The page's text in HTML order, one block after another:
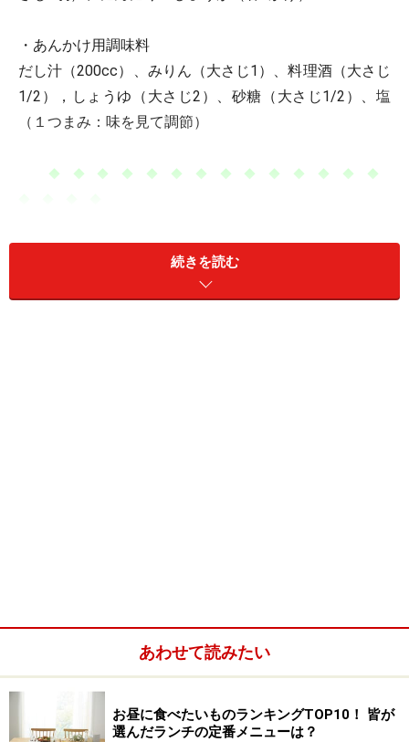
・あんかけ用調味料
だし汁（200cc）、みりん（大さじ1）、料理酒（大さじ
1/2），しょうゆ（大さじ2）、砂糖（大さじ1/2）、塩
（１つまみ：味を見て調節）
◆ ◆ ◆ ◆ ◆ ◆ ◆ ◆ ◆ ◆ ◆ ◆ ◆ ◆
揚物用の油を温めておきます。目安は中温で、175度ぐ
鶏肉を寝かせている間に、クッキングペーパーで水気を
おさえた野菜を素揚げします。8割程度まで火が通った
ら、金網などで油を切ります。その後、鶏肉に片栗粉を
続きを読む
あわせて読みたい
お昼に食べたいものランキングTOP10！ 皆が
選んだランチの定番メニューは？